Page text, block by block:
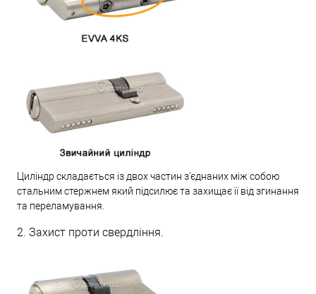
Циліндр складається із двох частин з'єднаних між собою
стальним стержнем який підсилює та захищає її від згинання
та переламування.
2. Захист проти свердління.